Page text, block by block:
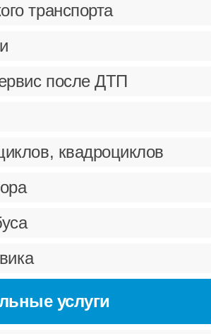
транспорта
после ДТП
квадроциклов
услуги